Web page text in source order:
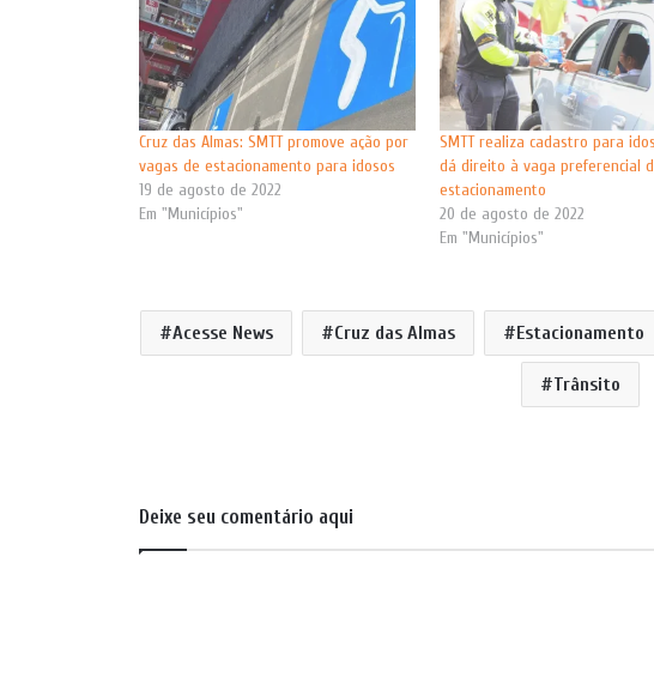
Cruz das Almas: SMTT promove ação por
vagas de estacionamento para idosos
19 de agosto de 2022
Em "Municípios"
SMTT realiza cadastro para
dá direito à vaga preferencial
estacionamento
20 de agosto de 2022
Em "Municípios"
Acesse News Cruz das Almas Estacionamento
Trânsito
Deixe seu comentário aqui